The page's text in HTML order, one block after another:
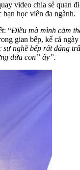
video chia sẻ quan
học viên đa ngành.
“Điều mà mình cảm
gian bếp, kể cả
nghề bếp rất đáng
đứa con” ấy”.